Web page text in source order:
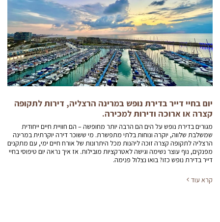
יום בחיי דייר בדירת נופש במרינה הרצליה, דירות לתקופה
קצרה או ארוכה ודירות למכירה.
מגורים בדירת נופש על הים הם הרבה יותר מחופשה – הם חוויית חיים ייחודית
שמשלבת שלווה, יוקרה ונוחות בלתי מתפשרת. מי ששוכר דירה יוקרתית במרינה
הרצליה לתקופה קצרה זוכה ליהנות מכל היתרונות של אורח חיים ימי, עם מתקנים
מפנקים, נוף עוצר נשימה וגישה לאטרקציות מובילות. אז איך נראה יום טיפוסי בחיי
דייר בדירת נופש כזו? בואו נצלול פנימה.
קרא עוד